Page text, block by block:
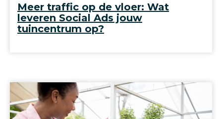
Meer traffic op de vloer: Wat
leveren Social Ads jouw
tuincentrum op?